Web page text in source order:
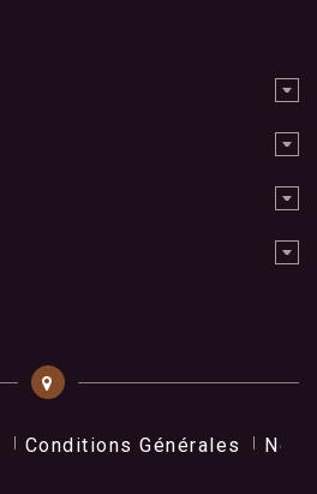
Conditions Générales Nos